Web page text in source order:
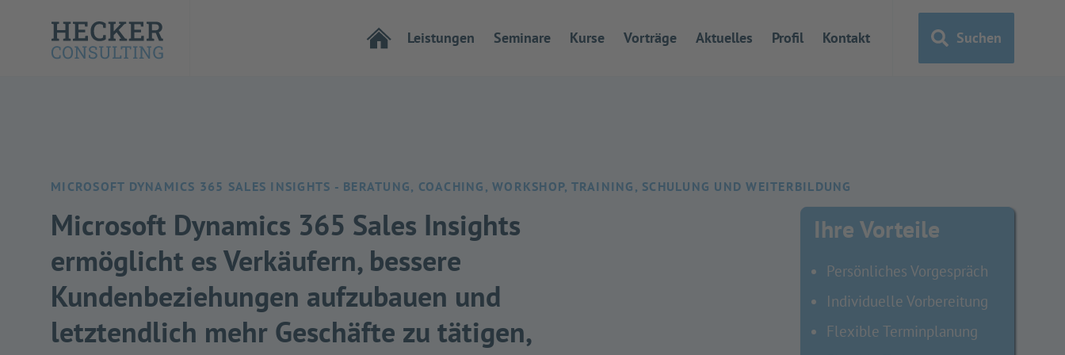
Leistungen Seminare Kurse Vorträge Aktuelles Profil Kontakt Suchen
MICROSOFT DYNAMICS 365 SALES INSIGHTS - BERATUNG, COACHING, WORKSHOP, TRAINING, SCHULUNG UND WEITERBILDUNG
Microsoft Dynamics 365 Sales Insights
ermöglicht es Verkäufern, bessere
Kundenbeziehungen aufzubauen und
letztendlich mehr Geschäfte zu tätigen,
Ihre Vorteile
Persönliches Vorgespräch
Individuelle Vorbereitung
Flexible Terminplanung